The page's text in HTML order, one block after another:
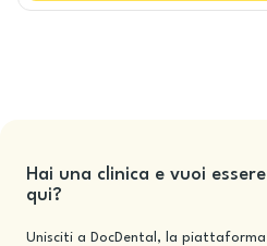
Hai una clinica e vuoi essere
qui?
Unisciti a DocDental, la piattaforma